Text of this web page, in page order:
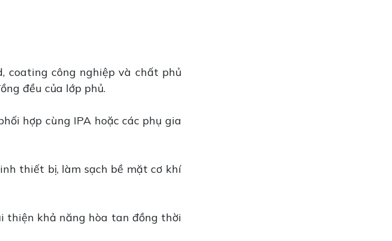
coating công nghiệp và chất phủ
đều của lớp phủ.
hợp cùng IPA hoặc các phụ gia
thiết bị, làm sạch bề mặt cơ khí
thiện khả năng hòa tan đồng thời